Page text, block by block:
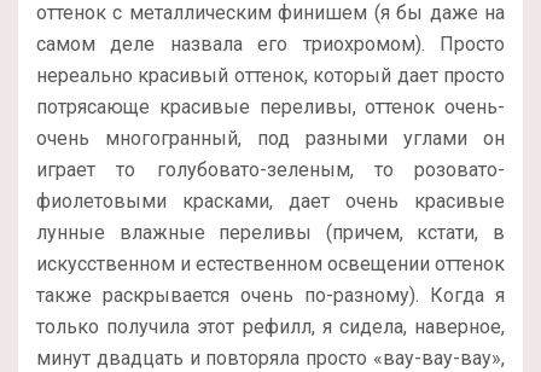
оттенок с металлическим финишем (я бы даже на
самом деле назвала его триохромом). Просто
нереально красивый оттенок, который дает просто
потрясающе красивые переливы, оттенок очень-
очень многогранный, под разными углами он
играет то голубовато-зеленым, то розовато-
фиолетовыми красками, дает очень красивые
лунные влажные переливы (причем, кстати, в
искусственном и естественном освещении оттенок
также раскрывается очень по-разному). Когда я
только получила этот рефилл, я сидела, наверное,
минут двадцать и повторяла просто «вау-вау-вау»,